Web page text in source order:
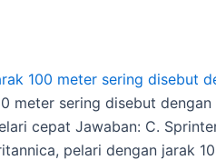
100 meter sering disebut
meter sering disebut
cepat Jawaban: C.
pelari dengan jarak